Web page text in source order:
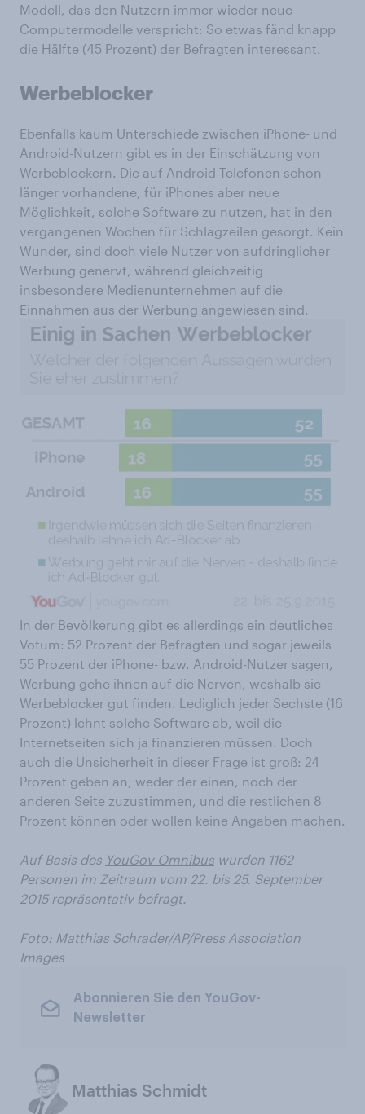
Modell, das den Nutzern immer wieder neue
Computermodelle verspricht: So etwas fänd knapp
die Hälfte (45 Prozent) der Befragten interessant.
Werbeblocker
Ebenfalls kaum Unterschiede zwischen iPhone- und
Android-Nutzern gibt es in der Einschätzung von
Werbeblockern. Die auf Android-Telefonen schon
länger vorhandene, für iPhones aber neue
Möglichkeit, solche Software zu nutzen, hat in den
vergangenen Wochen für Schlagzeilen gesorgt. Kein
Wunder, sind doch viele Nutzer von aufdringlicher
Werbung genervt, während gleichzeitig
insbesondere Medienunternehmen auf die
Einnahmen aus der Werbung angewiesen sind.
In der Bevölkerung gibt es allerdings ein deutliches
Votum: 52 Prozent der Befragten und sogar jeweils
55 Prozent der iPhone- bzw. Android-Nutzer sagen,
Werbung gehe ihnen auf die Nerven, weshalb sie
Werbeblocker gut finden. Lediglich jeder Sechste (16
Prozent) lehnt solche Software ab, weil die
Internetseiten sich ja finanzieren müssen. Doch
auch die Unsicherheit in dieser Frage ist groß: 24
Prozent geben an, weder der einen, noch der
anderen Seite zuzustimmen, und die restlichen 8
Prozent können oder wollen keine Angaben machen.
Auf Basis des YouGov Omnibus wurden 1162
Personen im Zeitraum vom 22. bis 25. September
2015 repräsentativ befragt.
Foto: Matthias Schrader/AP/Press Association
Images
Abonnieren Sie den YouGov-
Newsletter
Matthias Schmidt